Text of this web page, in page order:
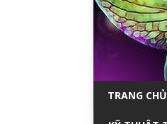
TRANG CHỦ